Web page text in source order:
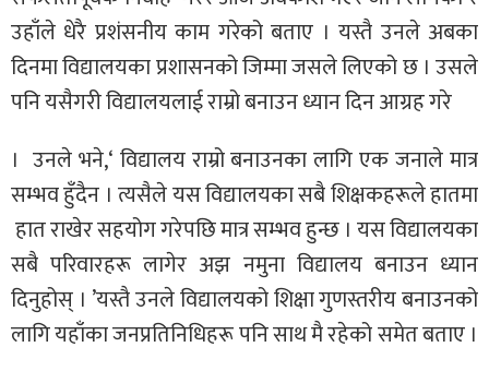
उहाँले धेरै प्रशंसनीय काम गरेको बताए । यस्तै उनले अबका
दिनमा विद्यालयका प्रशासनको जिम्मा जसले लिएको छ । उसले
पनि यसैगरी विद्यालयलाई राम्रो बनाउन ध्यान दिन आग्रह गरे
। उनले भने,‘ विद्यालय राम्रो बनाउनका लागि एक जनाले मात्र
सम्भव हुँदैन । त्यसैले यस विद्यालयका सबै शिक्षकहरूले हातमा
हात राखेर सहयोग गरेपछि मात्र सम्भव हुन्छ । यस विद्यालयका
सबै परिवारहरू लागेर अझ नमुना विद्यालय बनाउन ध्यान
दिनुहोस् । ’यस्तै उनले विद्यालयको शिक्षा गुणस्तरीय बनाउनको
लागि यहाँका जनप्रतिनिधिहरू पनि साथ मै रहेको समेत बताए ।